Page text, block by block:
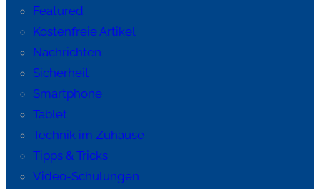
Featured
Kostenfreie Artikel
Nachrichten
Sicherheit
Smartphone
Tablet
Technik im Zuhause
Tipps & Tricks
Video-Schulungen